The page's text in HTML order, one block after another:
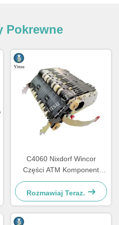
Pokrewne
C4060 Nixdorf Wincor
Części ATM Komponent
CRS ATS Centralizacja AU
Moduł 1750134478
Rozmawiaj Teraz.